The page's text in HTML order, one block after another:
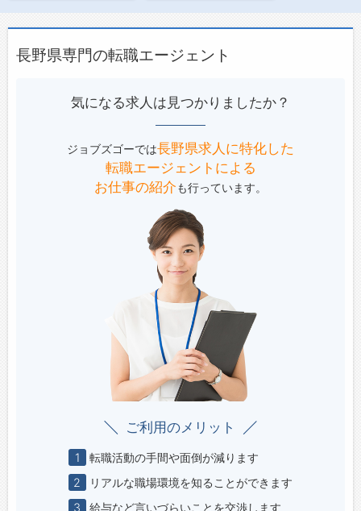
長野県専門の転職エージェント
気になる求人は見つかりましたか？
ジョブズゴーでは長野県求人に特化した
転職エージェントによる
お仕事の紹介も行っています。
ご利用のメリット
1
転職活動の手間や面倒が減ります
2
リアルな職場環境を知ることができます
3
給与など言いづらいことを交渉します